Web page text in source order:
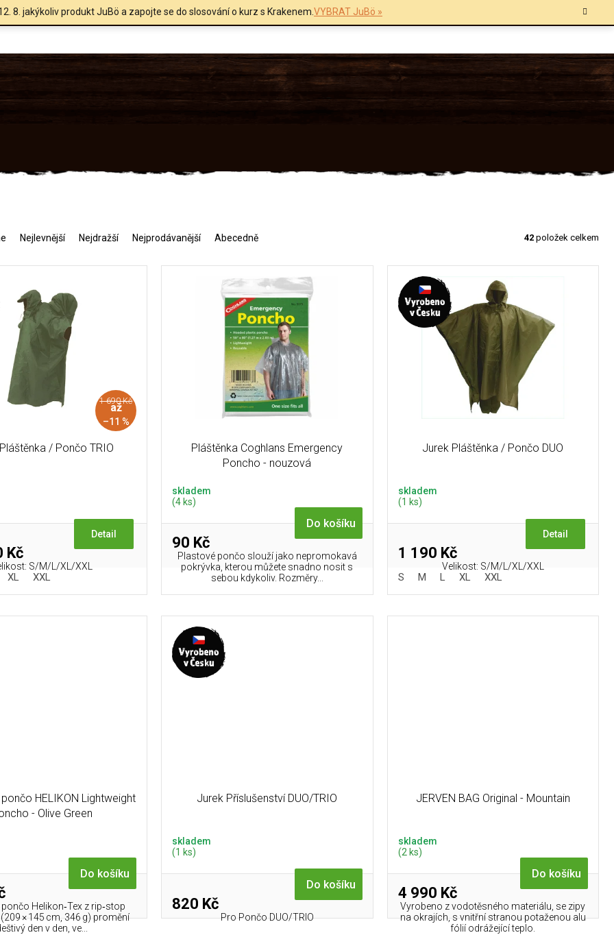
8. jakýkoliv produkt JuBö a zapojte se do slosování o kurz s Krakenem.VYBRAT JuBö »
Nejlevnější Nejdražší Nejprodávanější Abecedně 42 položek celkem
1 690 Kč
až
–11 %
/ Pončo TRIO
Kč
Detail
S/M/L/XL/XXL
XL XXL
Pláštěnka Coghlans Emergency
Poncho - nouzová
skladem
(4 ks)
90 Kč
Do košíku
Plastové pončo slouží jako nepromokavá
pokrývka, kterou můžete snadno nosit s
sebou kdykoliv. Rozměry...
Jurek Pláštěnka / Pončo DUO
skladem
(1 ks)
1 190 Kč
Detail
Velikost: S/M/L/XL/XXL
S M L XL XXL
HELIKON Lightweight
- Olive Green
Do košíku
Helikon‑Tex z rip‑stop
× 145 cm, 346 g) promění
den v den, ve...
Jurek Příslušenství DUO/TRIO
skladem
(1 ks)
820 Kč
Do košíku
Pro Pončo DUO/TRIO
JERVEN BAG Original - Mountain
skladem
(2 ks)
4 990 Kč
Do košíku
Vyrobeno z vodotěsného materiálu, se zipy
na okrajích, s vnitřní stranou potaženou alu
fólií odrážející teplo.